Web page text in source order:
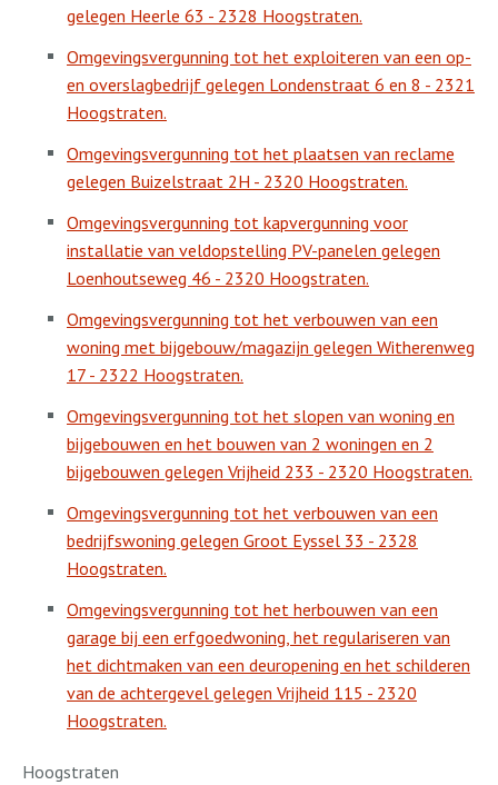
gelegen Heerle 63 - 2328 Hoogstraten.
Omgevingsvergunning tot het exploiteren van een op-
en overslagbedrijf gelegen Londenstraat 6 en 8 - 2321
Hoogstraten.
Omgevingsvergunning tot het plaatsen van reclame
gelegen Buizelstraat 2H - 2320 Hoogstraten.
Omgevingsvergunning tot kapvergunning voor
installatie van veldopstelling PV-panelen gelegen
Loenhoutseweg 46 - 2320 Hoogstraten.
Omgevingsvergunning tot het verbouwen van een
woning met bijgebouw/magazijn gelegen Witherenweg
17 - 2322 Hoogstraten.
Omgevingsvergunning tot het slopen van woning en
bijgebouwen en het bouwen van 2 woningen en 2
bijgebouwen gelegen Vrijheid 233 - 2320 Hoogstraten.
Omgevingsvergunning tot het verbouwen van een
bedrijfswoning gelegen Groot Eyssel 33 - 2328
Hoogstraten.
Omgevingsvergunning tot het herbouwen van een
garage bij een erfgoedwoning, het regulariseren van
het dichtmaken van een deuropening en het schilderen
van de achtergevel gelegen Vrijheid 115 - 2320
Hoogstraten.
Hoogstraten